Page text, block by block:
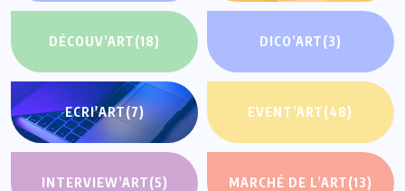
DÉCOUV’ART(18) DICO’ART(3)
ECRI'ART(7) EVENT’ART(48)
INTERVIEW’ART(5) MARCHÉ DE L’ART(13)